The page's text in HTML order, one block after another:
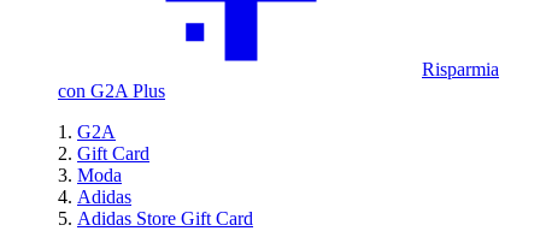
Risparmia
con G2A Plus
G2A
Gift Card
Moda
Adidas
Adidas Store Gift Card